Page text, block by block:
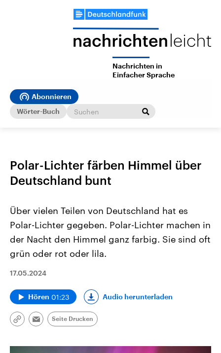
Nachrichten in
Einfacher Sprache
Abonnieren
Wörter-Buch
Polar-Lichter färben Himmel über
Deutschland bunt
Über vielen Teilen von Deutschland hat es
Polar-Lichter gegeben. Polar-Lichter machen in
der Nacht den Himmel ganz farbig. Sie sind oft
grün oder rot oder lila.
17.05.2024
Hören 01:23 Audio herunterladen
Link
Email
Seite Drucken